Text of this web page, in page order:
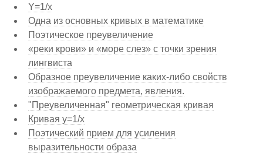
Y=1/x
Одна из основных кривых в математике
Поэтическое преувеличение
«реки крови» и «море слез» с точки зрения
лингвиста
Образное преувеличение каких-либо свойств
изображаемого предмета, явления.
"Преувеличенная" геометрическая кривая
Кривая y=1/x
Поэтический прием для усиления
выразительности образа